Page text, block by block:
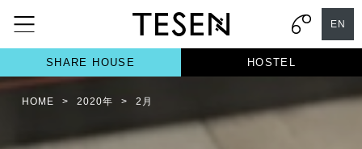
EN
SHARE HOUSE HOSTEL
HOME > 2020年 > 2月